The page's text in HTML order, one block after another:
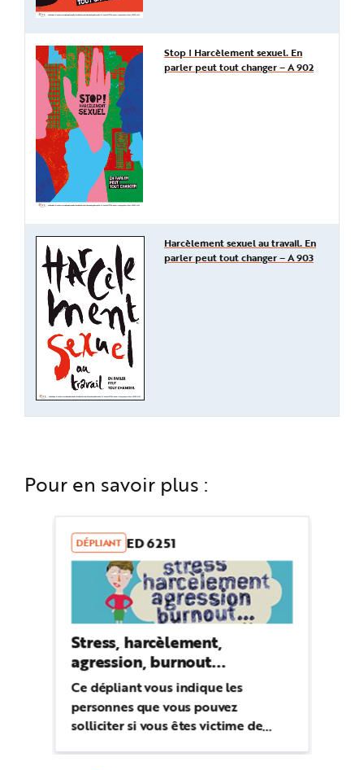
Stop ! Harcèlement sexuel. En
parler peut tout changer – A 902
Harcèlement sexuel au travail. En
parler peut tout changer – A 903
Pour en savoir plus :
DÉPLIANT ED 6251
Stress, harcèlement,
agression, burnout...
Ce dépliant vous indique les
personnes que vous pouvez
solliciter si vous êtes victime de